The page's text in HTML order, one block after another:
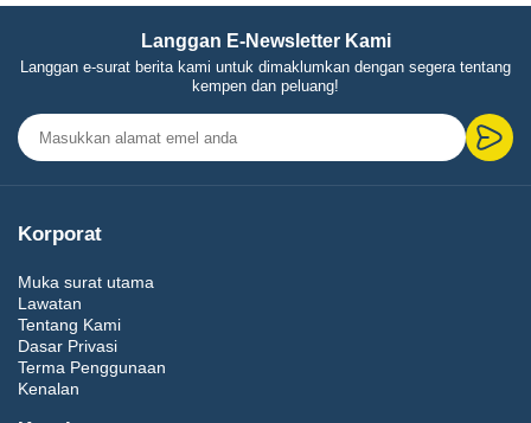
Langgan E-Newsletter Kami
Langgan e-surat berita kami untuk dimaklumkan dengan segera tentang
kempen dan peluang!
Korporat
Muka surat utama
Lawatan
Tentang Kami
Dasar Privasi
Terma Penggunaan
Kenalan